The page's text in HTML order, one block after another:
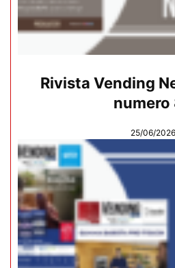
Rivista Vending
numero
25/06/2026